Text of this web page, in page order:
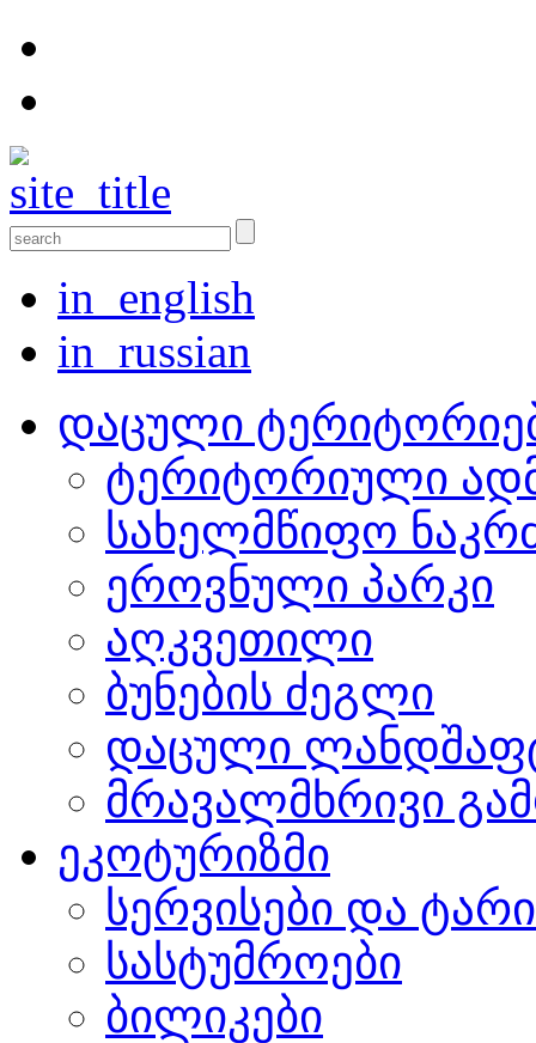
in_english
in_russian
დაცული
ტერიტორიული
სახელმწიფო
ეროვნული პარკი
აღკვეთილი
ბუნების ძეგლი
დაცული
მრავალმხრივი
ეკოტურიზმი
სერვისები და
სასტუმროები
ბილიკები